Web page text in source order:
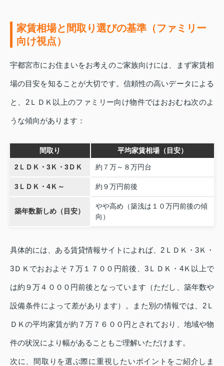
家賃相場と間取り選びの基準（ファミリー
向け視点）
宇都宮市にお住まいをお考えのご家族向けには、まず家賃相
場の目安を知ることが大切です。信頼性の高いデータによる
と、2ＬＤＫ以上のファミリー向け物件ではおおむね次のよ
うな傾向があります：
間取り 平均家賃相場（目安）
2ＬＤＫ・3Ｋ・3ＤＫ 約７万～８万円台
3ＬＤＫ・4Ｋ～ 約９万円前後
築年数新しめ（目安）
やや高め（築浅は１０万円前後の傾
向）
具体的には、ある賃貸情報サイトによれば、2ＬＤＫ・3Ｋ・
3ＤＫでおおよそ７万１７００円前後、3ＬＤＫ・4Ｋ以上で
は約９万４０００円前後となっています（ただし、築年数や
設備条件によって差があります）。また別の情報では、2Ｌ
ＤＫの平均家賃が約７万７６００円とされており、地域や物
件の状況により幅があることもご理解いただけます。
次に、間取りを選ぶ際に重視したいポイントをご紹介しま